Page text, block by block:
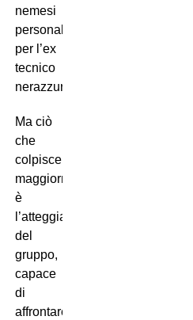
nemesi
personale
per l’ex
tecnico
nerazzurro.
Ma ciò
che
colpisce
maggiormente
è
l’atteggiamento
del
gruppo,
capace
di
affrontare